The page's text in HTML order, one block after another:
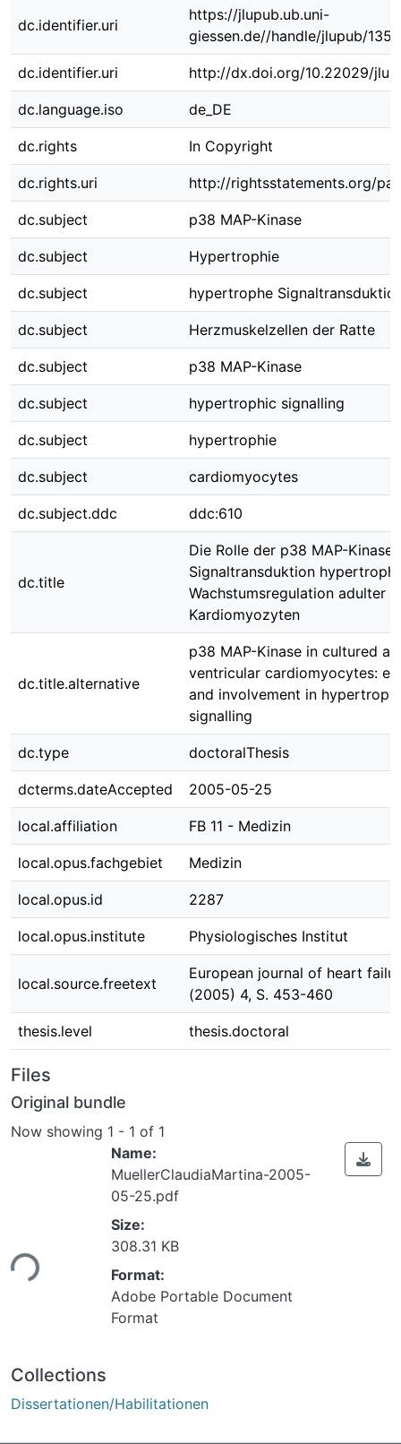
dc.identifier.uri
https://jlupub.ub.uni-
giessen.de//handle/jlupub/
dc.identifier.uri http://dx.doi.org/10.22029/
dc.language.iso de_DE
dc.rights In Copyright
dc.rights.uri http://rightsstatements.org/
dc.subject p38 MAP-Kinase
dc.subject Hypertrophie
dc.subject hypertrophe
dc.subject Herzmuskelzellen der Ratte
dc.subject p38 MAP-Kinase
dc.subject hypertrophic signalling
dc.subject hypertrophie
dc.subject cardiomyocytes
dc.subject.ddc ddc:610
dc.title
Die Rolle der p38 MAP-Kinase
Signaltransduktion
Wachstumsregulation adulter
Kardiomyozyten
dc.title.alternative
p38 MAP-Kinase in cultured
ventricular cardiomyocytes:
and involvement in
signalling
dc.type doctoralThesis
dcterms.dateAccepted 2005-05-25
local.affiliation FB 11 - Medizin
local.opus.fachgebiet Medizin
local.opus.id 2287
local.opus.institute Physiologisches Institut
local.source.freetext
European journal of heart
(2005) 4, S. 453-460
thesis.level thesis.doctoral
Files
Original bundle
Now showing 1 - 1 of 1
Loading...
Name:
MuellerClaudiaMartina-2005-
05-25.pdf
Size:
308.31 KB
Format:
Adobe Portable Document
Format
Collections
Dissertationen/Habilitationen